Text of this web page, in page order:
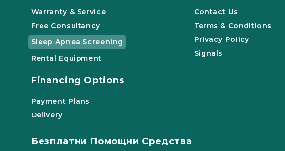
Warranty & Service
Free Consultancy
Sleep Apnea Screening
Rental Equipment
Financing Options
Payment Plans
Delivery
Contact Us
Terms & Conditions
Privacy Policy
Signals
Безплатни Помощни Средства